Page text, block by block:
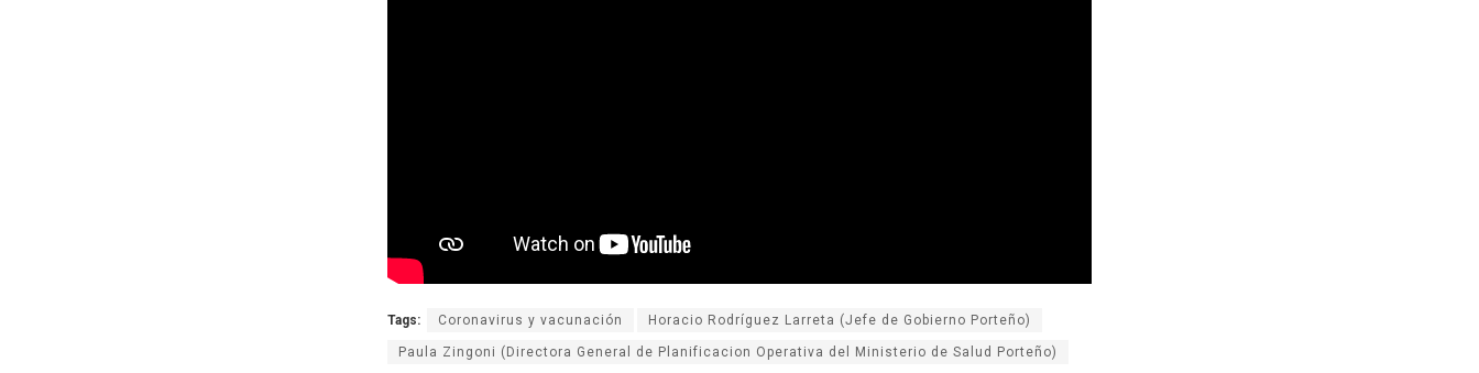
Tags: Coronavirus y vacunación Horacio Rodríguez Larreta (Jefe de Gobierno Porteño)
Paula Zingoni (Directora General de Planificacion Operativa del Ministerio de Salud Porteño)